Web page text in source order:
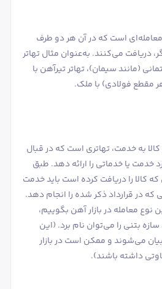
معامله‌ای است که در آن هر دو طرف
دریافت می‌کنند. به‌عنوان مثال تهاتر
(مانند سیمان)، تهاتر تیرآهن با
هر مقطع فولادی) با ملک.
کالا به خدمت، تهاتری است که در قبال
خدمت یا خدماتی را ارائه دهد. طبق
کالا را دریافت کرده است باید خدمت
که در قرارداد ذکر شده را انجام دهد.
نوع معامله در بازار آهن بگوییم،
سازه بتنی را می‌توان نام برد. (این
می‌شوند و ممکن است در بازار
داشته باشند).